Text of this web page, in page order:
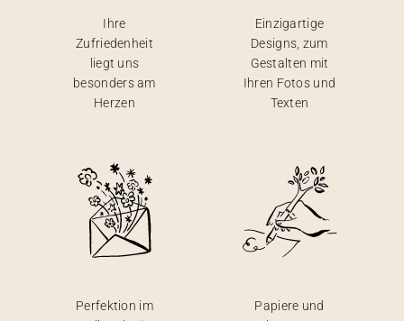
Ihre
Zufriedenheit
liegt uns
besonders am
Herzen
Einzigartige
Designs, zum
Gestalten mit
Ihren Fotos und
Texten
Perfektion im
Papiere und